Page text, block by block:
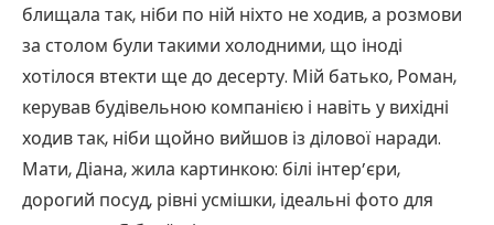
блищала так, ніби по ній ніхто не ходив, а розмови
за столом були такими холодними, що іноді
хотілося втекти ще до десерту. Мій батько, Роман,
керував будівельною компанією і навіть у вихідні
ходив так, ніби щойно вийшов із ділової наради.
Мати, Діана, жила картинкою: білі інтер’єри,
дорогий посуд, рівні усмішки, ідеальні фото для